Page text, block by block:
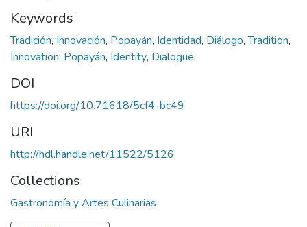
Keywords
Tradición, Innovación, Popayán, Identidad, Diálogo,Tradition,
Innovation, Popayán, Identity, Dialogue
DOI
https://doi.org/10.71618/5cf4-bc49
URI
http://hdl.handle.net/11522/5126
Collections
Gastronomía y Artes Culinarias